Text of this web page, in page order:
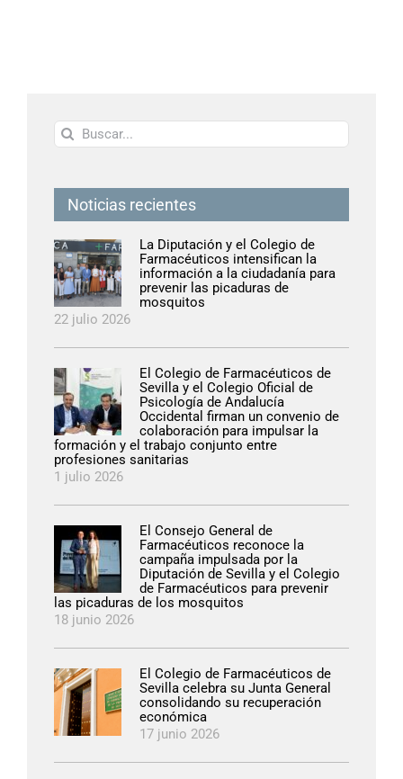
Buscar:
Noticias recientes
La Diputación y el Colegio de
Farmacéuticos intensifican la
información a la ciudadanía para
prevenir las picaduras de
mosquitos
22 julio 2026
El Colegio de Farmacéuticos de
Sevilla y el Colegio Oficial de
Psicología de Andalucía
Occidental firman un convenio de
colaboración para impulsar la
formación y el trabajo conjunto entre
profesiones sanitarias
1 julio 2026
El Consejo General de
Farmacéuticos reconoce la
campaña impulsada por la
Diputación de Sevilla y el Colegio
de Farmacéuticos para prevenir
las picaduras de los mosquitos
18 junio 2026
El Colegio de Farmacéuticos de
Sevilla celebra su Junta General
consolidando su recuperación
económica
17 junio 2026